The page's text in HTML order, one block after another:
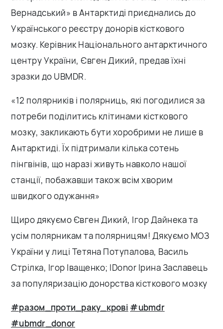
Вернадський» в Антарктиді приєднались до
Українського реєстру донорів кісткового
мозку. Керівник Національного антарктичного
центру України, Євген Дикий, предав їхні
зразки до UBMDR.
«12 полярників і полярниць, які погодилися за
потреби поділитись клітинами кісткового
мозку, закликають бути хоробрими не лише в
Антарктиді. Їх підтримали кілька сотень
пінгвінів, що наразі живуть навколо нашої
станції, побажавши також всім хворим
швидкого одужання»
Щиро дякуємо Євген Дикий, Ігор Дайнека та
усім полярникам та полярницям! Дякуємо МОЗ
України у лиці Тетяна Потупалова, Василь
Стрілка, Ігор Іващенко; IDonor Ірина Заславець
за популяризацію донорства кісткового мозку
#разом_проти_раку_крові #ubmdr
#ubmdr_donor